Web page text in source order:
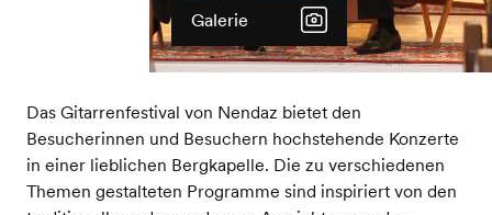
Galerie
Das Gitarrenfestival von Nendaz bietet den
Besucherinnen und Besuchern hochstehende Konzerte
in einer lieblichen Bergkapelle. Die zu verschiedenen
Themen gestalteten Programme sind inspiriert von den